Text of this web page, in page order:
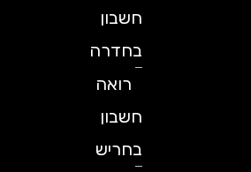
חשבון
בחדרה
רואה
חשבון
בחריש